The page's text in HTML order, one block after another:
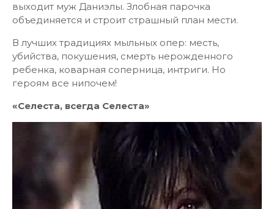
выходит муж Даниэлы. Злобная парочка
объединяется и строит страшный план мести.
В лучших традициях мыльных опер: месть,
убийства, покушения, смерть нерожденного
ребенка, коварная соперница, интриги. Но
героям все нипочем!
«Селеста, всегда Селеста»